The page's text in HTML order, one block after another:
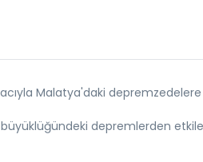
Malatya'daki
depremlerden